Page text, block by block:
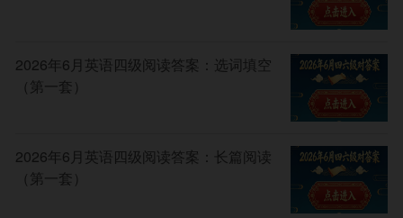
2026年6月英语四级阅读答案：选词填空
（第一套）
2026年6月英语四级阅读答案：长篇阅读
（第一套）